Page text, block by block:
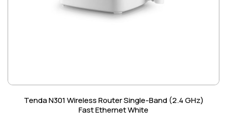
Tenda N301 Wireless Router Single-Band (2.4 GHz)
Fast Ethernet White